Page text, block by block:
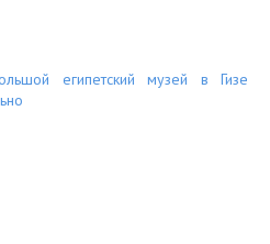
египетский музей в Гизе